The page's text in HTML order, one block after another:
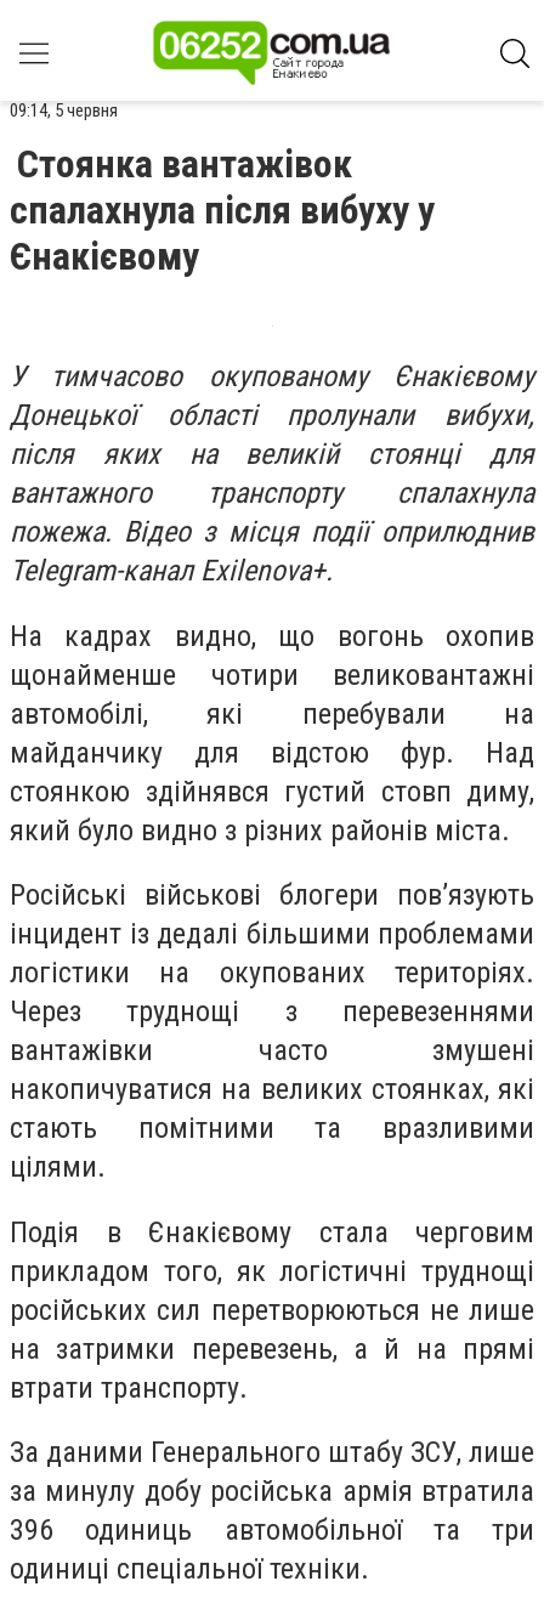
09:14, 5 червня
Стоянка вантажівок
спалахнула після вибуху у
Єнакієвому
У тимчасово окупованому Єнакієвому
Донецької області пролунали вибухи,
після яких на великій стоянці для
вантажного транспорту спалахнула
пожежа. Відео з місця події оприлюднив
Telegram-канал Exilenova+.
На кадрах видно, що вогонь охопив
щонайменше чотири великовантажні
автомобілі, які перебували на
майданчику для відстою фур. Над
стоянкою здійнявся густий стовп диму,
який було видно з різних районів міста.
Російські військові блогери пов’язують
інцидент із дедалі більшими проблемами
логістики на окупованих територіях.
Через труднощі з перевезеннями
вантажівки часто змушені
накопичуватися на великих стоянках, які
стають помітними та вразливими
цілями.
Подія в Єнакієвому стала черговим
прикладом того, як логістичні труднощі
російських сил перетворюються не лише
на затримки перевезень, а й на прямі
втрати транспорту.
За даними Генерального штабу ЗСУ, лише
за минулу добу російська армія втратила
396 одиниць автомобільної та три
одиниці спеціальної техніки.